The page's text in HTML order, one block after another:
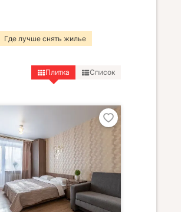
Где лучше снять жилье
Плитка Список